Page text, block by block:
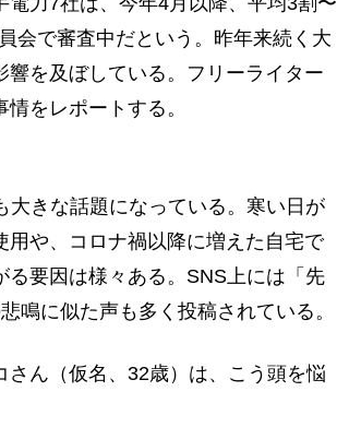
会で審査中だという。昨年来続く大
を及ぼしている。フリーライター
をレポートする。
きな話題になっている。寒い日が
や、コロナ禍以降に増えた自宅で
要因は様々ある。SNS上には「先
鳴に似た声も多く投稿されている。
ん（仮名、32歳）は、こう頭を悩